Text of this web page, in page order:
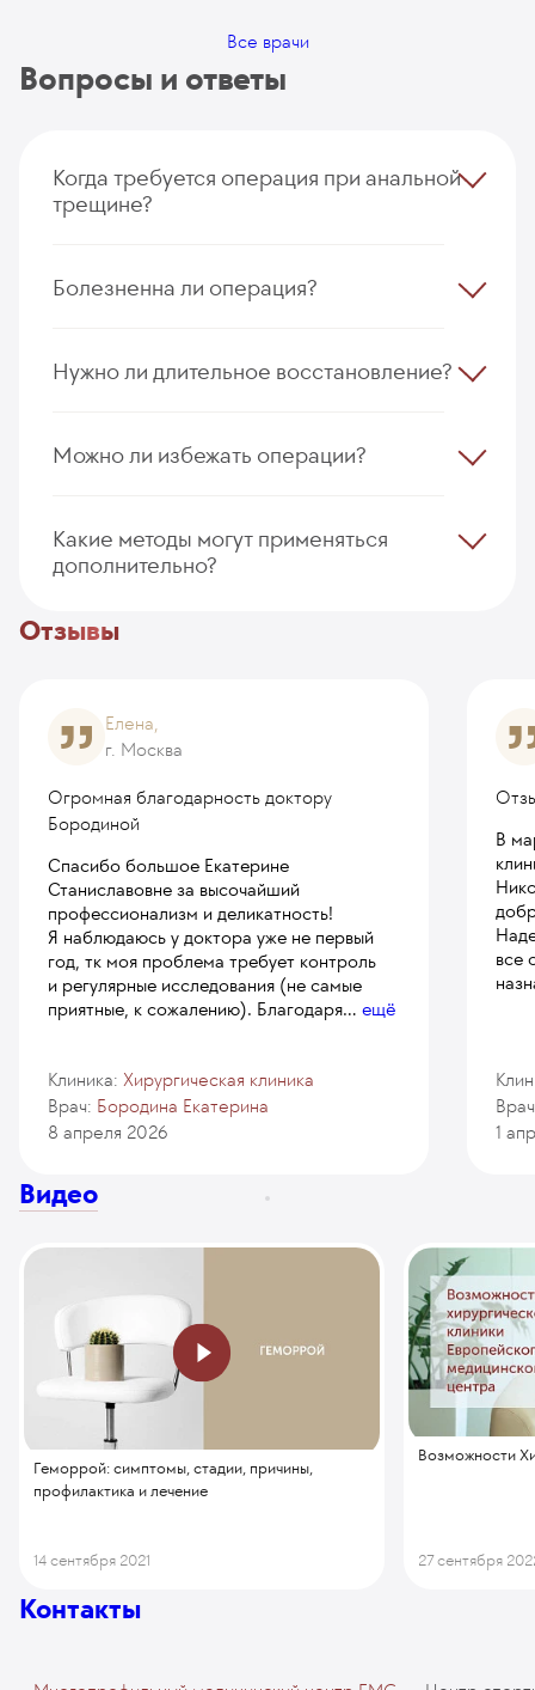
Все врачи
Вопросы и ответы
Когда требуется операция при анальной
трещине?
заживает на фоне медикаментозного лечения в
Болезненна ли операция?
вмешательства возможен умеренный дискомфорт,
Нужно ли длительное восстановление?
занимает несколько недель.
Можно ли избежать операции?
лечение. Операция требуется при хроническом
течении.
Какие методы могут применяться
дополнительно?
методы, включая латеральную сфинктеротомию
Отзывы
Елена,
г. Москва
Огромная благодарность доктору
Бородиной
Спасибо большое Екатерине
Станиславовне за высочайший
профессионализм и деликатность!
Я наблюдаюсь у доктора уже не первый
год, тк моя проблема требует контроль
и регулярные исследования (не самые
приятные, к сожалению). Благодаря... ещё
Клиника: Хирургическая клиника
Врач: Бородина Екатерина
8 апреля 2026
В
все
1
Видео
Геморрой: симптомы, стадии, причины,
профилактика и лечение
14 сентября 2021
Возможности
27 сентября
Контакты